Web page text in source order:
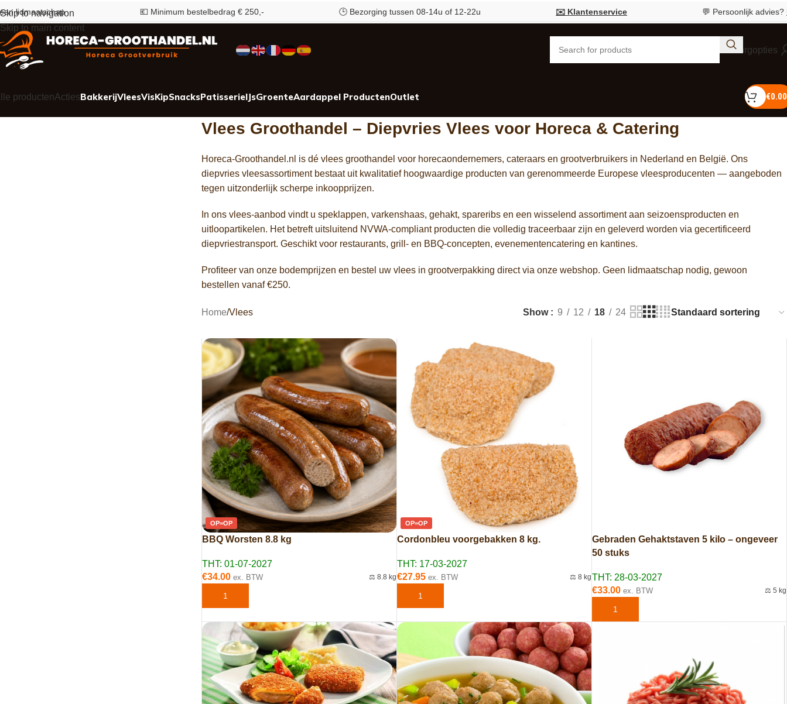
Skip to navigation
Skip to main content
💶 Minimum bestelbedrag € 250,- 🕒 Bezorging tussen 08-14u of 12-22u ✉️ Klantenservice 💬 Persoonlijk advies?Bel 055 726 00
Bezorgopties
productenActiesBakkerijVleesVisKipSnacksPatisserieIJsGroenteAardappel ProductenOutlet €0.00
Vlees Groothandel – Diepvries Vlees voor Horeca & Catering
Horeca-Groothandel.nl is dé vlees groothandel voor horecaondernemers, cateraars en grootverbruikers in Nederland en België. Ons
diepvries vleesassortiment bestaat uit kwalitatief hoogwaardige producten van gerenommeerde Europese vleesproducenten — aangeboden
tegen uitzonderlijk scherpe inkoopprijzen.
In ons vlees-aanbod vindt u speklappen, varkenshaas, gehakt, spareribs en een wisselend assortiment aan seizoensproducten en
uitloopartikelen. Het betreft uitsluitend NVWA-compliant producten die volledig traceerbaar zijn en geleverd worden via gecertificeerd
diepvriestransport. Geschikt voor restaurants, grill- en BBQ-concepten, evenementencatering en kantines.
Profiteer van onze bodemprijzen en bestel uw vlees in grootverpakking direct via onze webshop. Geen lidmaatschap nodig, gewoon
bestellen vanaf €250.
Home Vlees Show 9 12 18 24
OP=OP
BBQ Worsten 8.8 kg
THT: 01-07-2027
€34.00ex. BTW ⚖️ 8.8 kg
TOEVOEGEN AAN WINKELWAGEN
OP=OP
Cordonbleu voorgebakken 8 kg.
THT: 17-03-2027
€27.95ex. BTW ⚖️ 8 kg
TOEVOEGEN AAN WINKELWAGEN
Gebraden Gehaktstaven 5 kilo – ongeveer
50 stuks
THT: 28-03-2027
€33.00ex. BTW ⚖️ 5 kg
TOEVOEGEN AAN WINKELWAGEN